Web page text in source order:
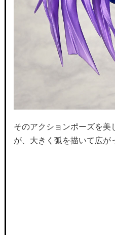
そのアクションポーズを美
が、大きく弧を描いて広が